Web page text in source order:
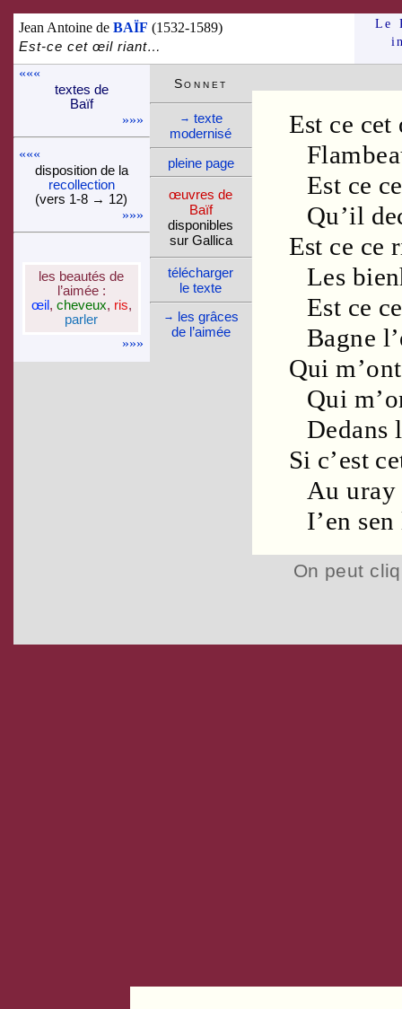
Jean Antoine deBAÏF (1532-1589)
Est-ce cet œil riant…
Le
«««
textes de
Baïf
»»»
«««
dispo­si­tion de la
recol­lec­tion
(vers 1-8 → 12)
»»»
les beautés de
l’aimée :
œil , cheveux, ris,
parler
»»»
Est ce cet
Est ce
Qu’il
Est ce ce
Les
Est ce
Bagne l’
Qui
Qui
Dedans
Si c’est
Au uray
I’en
On peut
Son­net
→ texte
moder­nisé
pleine page
œuvres de
Baïf
dispo­nibles
sur Gallica
télé­charger
le texte
→ les grâces
de l’aimée